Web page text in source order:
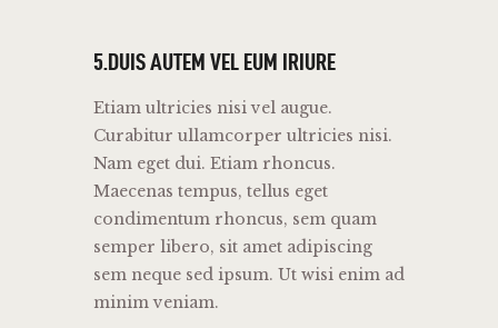
5.DUIS AUTEM VEL EUM IRIURE
Etiam ultricies nisi vel augue.
Curabitur ullamcorper ultricies nisi.
Nam eget dui. Etiam rhoncus.
Maecenas tempus, tellus eget
condimentum rhoncus, sem quam
semper libero, sit amet adipiscing
sem neque sed ipsum. Ut wisi enim ad
minim veniam.